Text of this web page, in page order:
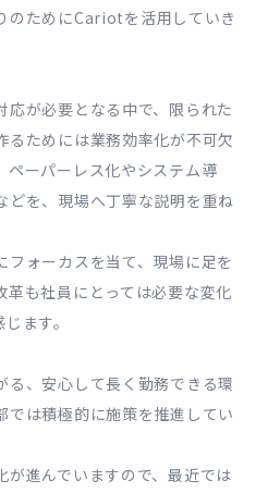
のためにCariotを活用していき
が必要となる中で、限られた
るためには業務効率化が不可欠
ペーパーレス化やシステム導
どを、現場へ丁寧な説明を重ね
ォーカスを当て、現場に足を
も社員にとっては必要な変化
ます。
る、安心して長く勤務できる環
では積極的に施策を推進してい
進んでいますので、最近では